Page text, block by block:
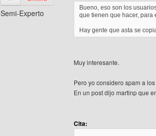
Semi-Experto
Bueno, eso son los
que tienen que hacer, para
Hay gente que asta se
Muy interesante.
Pero yo considero spam a
En un post dijo martinp que
Cita: